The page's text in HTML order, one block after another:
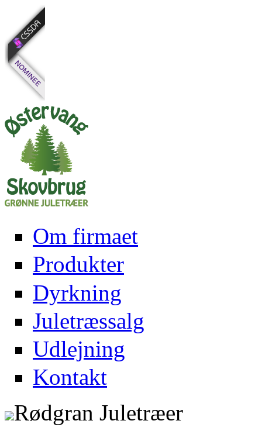
Gå til hovedindhold
Om firmaet
Produkter
Dyrkning
Juletræssalg
Udlejning
Kontakt
Rødgran Juletræer